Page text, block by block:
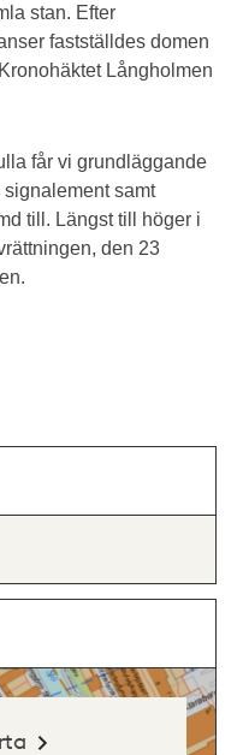
stan. Efter
fastställdes domen
Långholmen
får vi grundläggande
signalement samt
till. Längst till höger i
den 23